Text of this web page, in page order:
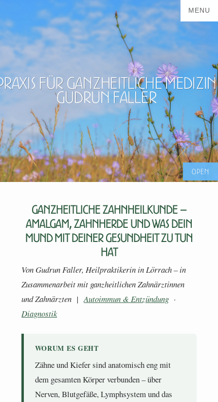
für ganzheitliche Medizin
Gudrun Faller
Ganzheitliche Zahnheilkunde –
Amalgam, Zahnherde und was dein
Mund mit deiner Gesundheit zu tun
hat
Von Gudrun Faller, Heilpraktikerin in Lörrach – in
Zusammenarbeit mit ganzheitlichen Zahnärztinnen
und Zahnärzten |Autoimmun & Entzündung ·
Diagnostik
WORUM ES GEHT
Zähne und Kiefer sind anatomisch eng mit
dem gesamten Körper verbunden – über
Nerven, Blutgefäße, Lymphsystem und das